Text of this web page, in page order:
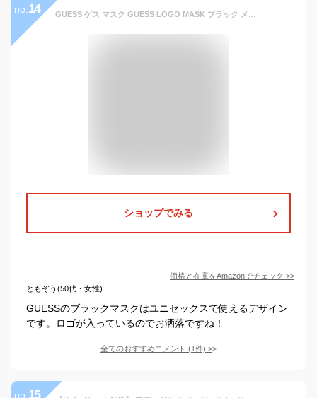
no. 14 GUESS ゲス マスク GUESS LOGO MASK ブラック メンズ レディース ユニセックス デザインマスク ロゴ トライアングル 洗えるマスク 伸縮 ワンポイント｜OneSize 【01】LOGO
ショップでみる
価格と在庫をAmazonでチェック >>
ともぞう(50代・女性)
GUESSのブラックマスクはユニセックスで使えるデザイン
です。ロゴが入っているのでお洒落ですね！
全てのおすすめコメント (1件) >
no. 15